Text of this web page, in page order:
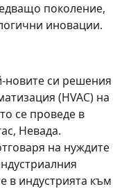
поколение,
иновации.
новите си решения
(HVAC) на
се проведе в
Невада.
на нуждите
в индустрията към